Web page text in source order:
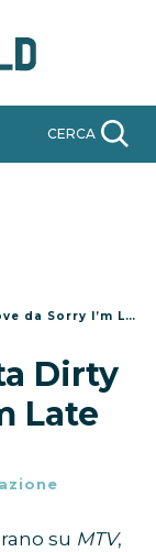
CERCA
da Sorry I’m Late
Dirty
Late
su MTV,